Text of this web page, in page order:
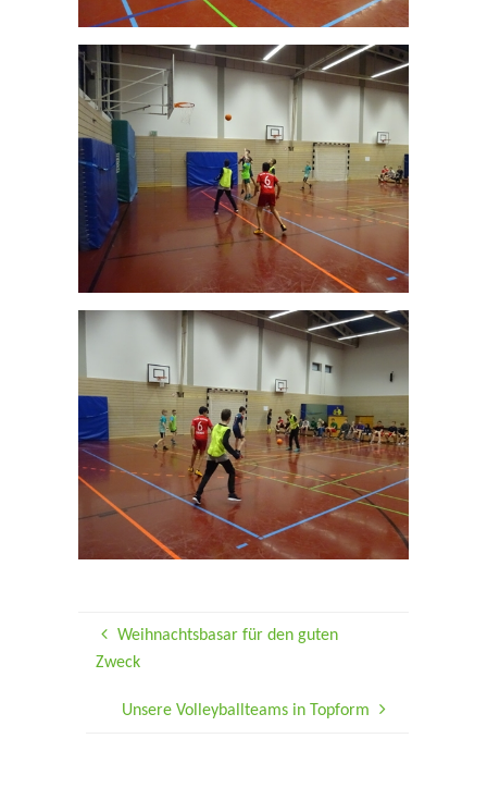
Weihnachtsbasar für den guten
Zweck
Unsere Volleyballteams in Topform